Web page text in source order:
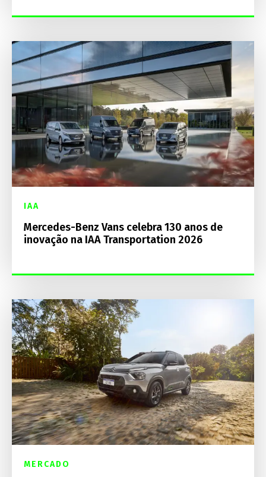
IAA
Mercedes-Benz Vans celebra 130 anos de
inovação na IAA Transportation 2026
MERCADO